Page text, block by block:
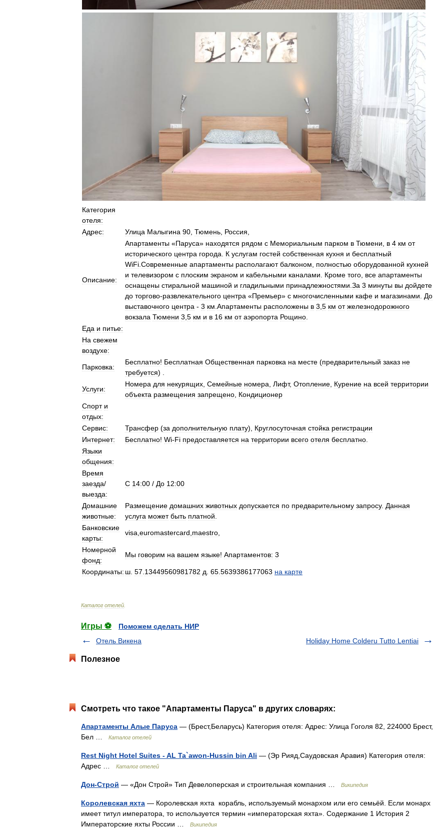
Категория
отеля:
Адрес:
Улица Малыгина 90 Тюмень Россия
Описание:
Апартаменты «Паруса» находятся рядом с Мемориальным парком в Тюмени в 4 км от
исторического центра города К услугам гостей собственная кухня и бесплатный
WiFi Современные апартаменты располагают балконом полностью оборудованной кухней
и телевизором с плоским экраном и кабельными каналами Кроме того все апартаменты
оснащены стиральной машиной и гладильными принадлежностями За 3 минуты вы дойдете
до торгово-развлекательного центра «Премьер» с многочисленными кафе и магазинами
До
выставочного центра - 3 км Апартаменты расположены в 3 5 км от железнодорожного
вокзала Тюмени 3 5 км и в 16 км от аэропорта Рощино
Еда и питье:
На свежем
воздухе:
Парковка:
Бесплатно! Бесплатная Общественная парковка на месте (предварительный заказ не
требуется) .
Услуги:
Номера для некурящих Семейные номера Лифт, Отопление Курение на всей территории
объекта размещения запрещено Кондиционер
Спорт и
отдых:
Сервис:
Трансфер (за дополнительную плату), Круглосуточная стойка регистрации
Интернет:
Бесплатно! Wi-Fi предоставляется на территории всего отеля бесплатно
Языки
общения:
Время
заезда/
выезда:
C 14:00 / До 12:00
Домашние
животные:
Размещение домашних животных допускается по предварительному запросу. Данная
услуга может быть платной
Банковские
карты:
visa euromastercard maestro
Номерной
фонд:
Мы говорим на вашем языке! Апартаментов: 3
Координаты: ш 57 13449560981782 д 65 5639386177063 на карте
Каталог отелей
Игры ⚽
Поможем сделать НИР
Отель Викена
Holiday Home Colderu Tutto Lentiai
Полезное
Смотреть что такое "Апартаменты Паруса" в других словарях:
Апартаменты Алые Паруса — (Брест,Беларусь) Категория отеля: Адрес: Улица Гоголя 82, 224000 Брест,
Бел …
Каталог отелей
Rest Night Hotel Suites - AL Ta`awon-Hussin bin Ali — (Эр Рияд,Саудовская Аравия) Категория отеля:
Адрес …
Каталог отелей
Дон-Строй — «Дон Строй» Тип Девелоперская и строительная компания … Википедия
Королевская яхта — Королевская яхта корабль, используемый монархом или его семьёй. Если монарх
имеет титул императора, то используется термин «императорская яхта». Содержание 1 История 2
Императорские яхты России …
Википедия